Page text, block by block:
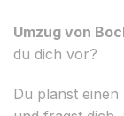
Umzug von
du dich vor?
Du planst